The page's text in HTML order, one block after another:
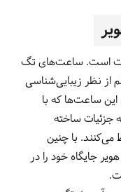
است. ساعت‌های تگ
از نظر زیبایی‌شناسی
این ساعت‌ها که با
جزئیات ساخته
با چنین
جایگاه خود را در